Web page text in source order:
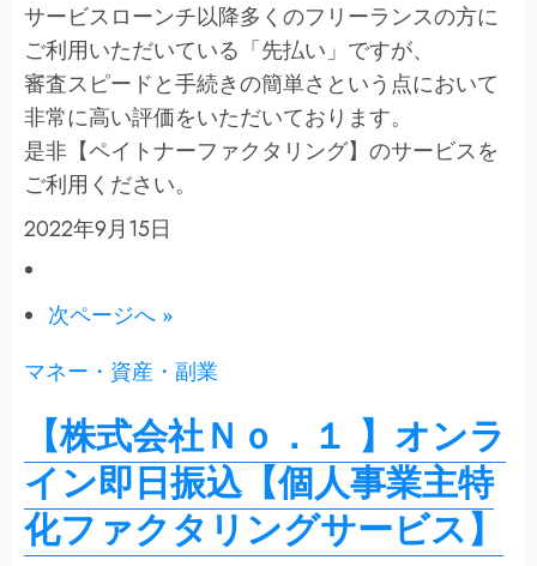
サービスローンチ以降多くのフリーランスの方に
ご利用いただいている「先払い」ですが、
審査スピードと手続きの簡単さという点において
非常に高い評価をいただいております。
是非【ペイトナーファクタリング】のサービスを
ご利用ください。
2022年9月15日
次ページへ »
マネー・資産・副業
【株式会社Ｎｏ．１ 】オンラ
イン即日振込【個人事業主特
化ファクタリングサービス】